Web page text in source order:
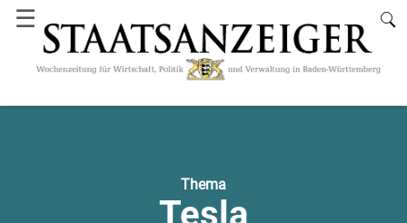
☰
Thema
Tesla